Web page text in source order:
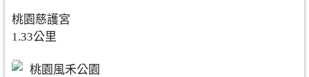
桃園慈護宮
1.33公里
桃園風禾公園